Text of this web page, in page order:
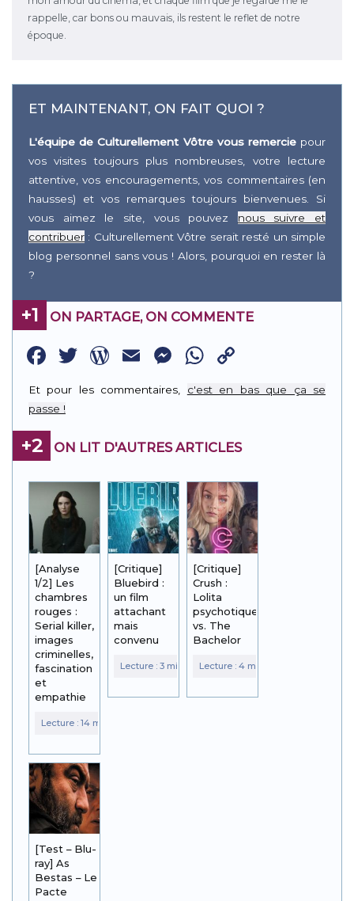
rappelle, car bons ou mauvais, ils restent le reflet de notre
époque.
ET MAINTENANT, ON FAIT QUOI ?
L'équipe de Culturellement Vôtre vous remerciepour
vos visites toujours plus nombreuses, votre lecture
attentive, vos encouragements, vos commentaires (en
hausses) et vos remarques toujours bienvenues. Si
vous aimez le site, vous pouvez nous suivre et
contribuer : Culturellement Vôtre serait resté un simple
blog personnel sans vous ! Alors, pourquoi en rester là
?
+1 ON PARTAGE, ON COMMENTE
Facebook
Twitter
WordPress
EmailMessenger
WhatsApp
Link
Et pour les commentaires, c'est en bas que ça se
passe !
+2 ON LIT D'AUTRES ARTICLES
[Analyse
1/2] Les
chambres
rouges :
Serial killer,
images
criminelles,
fascination
et
empathie
[Critique]
Bluebird :
un film
attachant
mais
convenu
[Critique]
Crush :
Lolita
psychotique
vs. The
Bachelor
[Test – Blu-
ray] As
Bestas – Le
Pacte